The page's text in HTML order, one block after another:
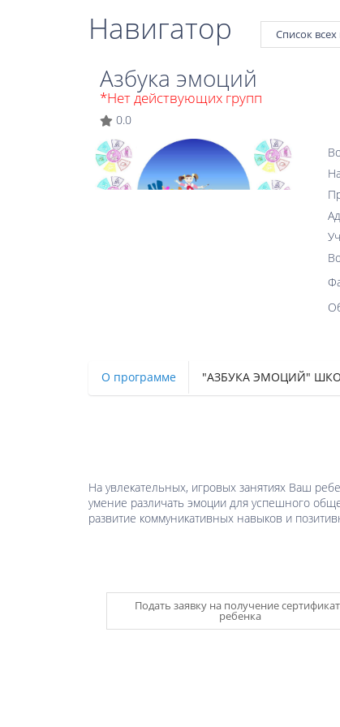
Навигатор Список
Азбука эмоций
*Нет действующих групп
0.0
О программе "АЗБУКА ЭМОЦИЙ"
На увлекательных, игровых занятиях Ваш
умение различать эмоции для успешного
развитие коммуникативных навыков и
Подать заявку на получение
ребенка